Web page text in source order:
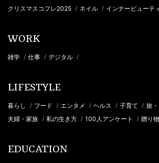
クリスマスコフレ2025 / ネイル / インナービューテ
WORK
雑学 / 仕事 / デジタル /
LIFESTYLE
暮らし / フード / エンタメ / ヘルス / 子育て / 旅
夫婦・家族 / 私の生き方 / 100人アンケート / 贈り物
EDUCATION